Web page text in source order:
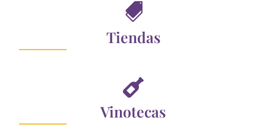

Tiendas

Vinotecas